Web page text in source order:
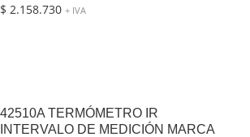
$ 2.158.730 + IVA
42510A TERMÓMETRO IR
INTERVALO DE MEDICIÓN MARCA